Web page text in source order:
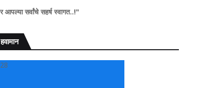
स्वागत..!"
हवामान
28